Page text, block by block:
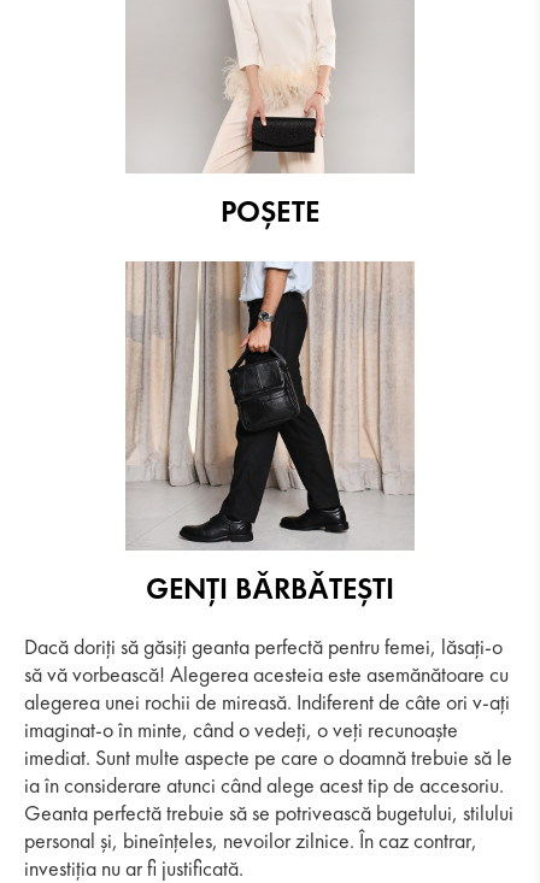
POȘETE
GENȚI BǍRBǍTEȘTI
Dacă doriți să găsiți geanta perfectă pentru femei, lăsați-o
să vă vorbească! Alegerea acesteia este asemănătoare cu
alegerea unei rochii de mireasă. Indiferent de câte ori v-ați
imaginat-o în minte, când o vedeți, o veți recunoaște
imediat. Sunt multe aspecte pe care o doamnă trebuie să le
ia în considerare atunci când alege acest tip de accesoriu.
Geanta perfectă trebuie să se potrivească bugetului, stilului
personal și, bineînțeles, nevoilor zilnice. În caz contrar,
investiția nu ar fi justificată.